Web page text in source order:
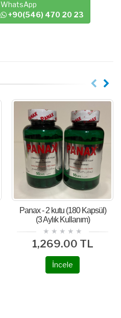
WhatsApp
+90(546) 470 20 23
Panax - 2 kutu (180 Kapsül)
(3 Aylık Kullanım)
1,269.00 TL
İncele